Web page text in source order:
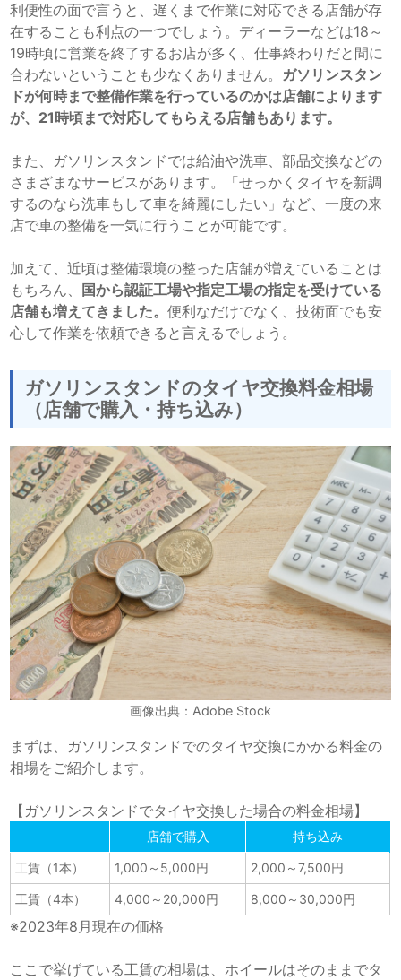
利便性の面で言うと、遅くまで作業に対応できる店舗が存
在することも利点の一つでしょう。ディーラーなどは18～
19時頃に営業を終了するお店が多く、仕事終わりだと間に
合わないということも少なくありません。 ガソリンスタン
ドが何時まで整備作業を行っているのかは店舗によります
が、21時頃まで対応してもらえる店舗もあります。
また、ガソリンスタンドでは給油や洗車、部品交換などの
さまざまなサービスがあります。「せっかくタイヤを新調
するのなら洗車もして車を綺麗にしたい」など、一度の来
店で車の整備を一気に行うことが可能です。
加えて、近頃は整備環境の整った店舗が増えていることは
もちろん、
国から認証工場や指定工場の指定を受けている
店舗も増えてきました。便利なだけでなく、技術面でも安
心して作業を依頼できると言えるでしょう。
ガソリンスタンドのタイヤ交換料金相場
（店舗で購入・持ち込み）
画像出典：Adobe Stock
まずは、ガソリンスタンドでのタイヤ交換にかかる料金の
相場をご紹介します。
【ガソリンスタンドでタイヤ交換した場合の料金相場】
店舗で購入 持ち込み
工賃（1本） 1,000～5,000円 2,000～7,500円
工賃（4本） 4,000～20,000円 8,000～30,000円
※2023年8月現在の価格
ここで挙げている工賃の相場は、ホイールはそのままでタ